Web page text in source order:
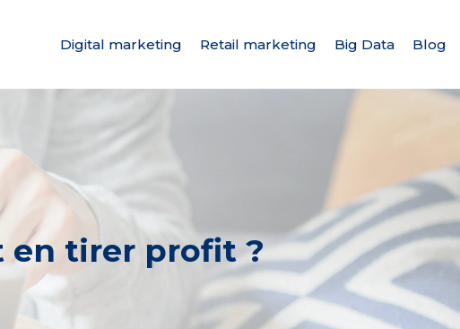
Digital marketing Retail marketing Big Data Blog
en tirer profit ?